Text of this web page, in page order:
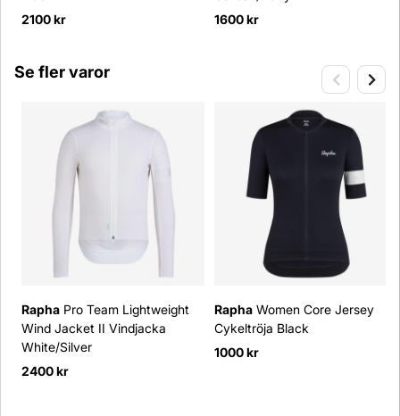
2100 kr
1600 kr
Se fler varor
Rapha Pro Team Lightweight
Wind Jacket II Vindjacka
White/Silver
2400 kr
Rapha Women Core Jersey
Cykeltröja Black
1000 kr